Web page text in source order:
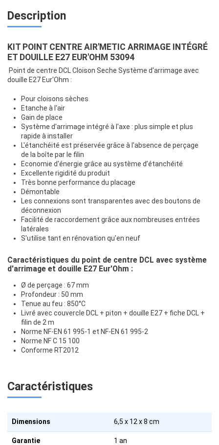
Description
KIT POINT CENTRE AIR'METIC ARRIMAGE INTÉGRÉ
ET DOUILLE E27 EUR'OHM 53094
Point de centre DCL Cloison Seche Système d'arrimage avec
douille E27 Eur'Ohm :
Pour cloisons sèches
Etanche à l'air
Gain de place
Système d'arrimage intégré à l'axe : plus simple et plus
rapide à installer
L'étanchéité est préservée grâce à l'absence de perçage
de la boîte par le filin
Economie d'énergie grâce au système d’étanchéité
Excellente rigidité du produit
Très bonne performance du placage
Démontable
Les connexions sont transparentes avec des boutons de
déconnexion
Facilité de raccordement grâce aux nombreuses entrées
latérales
S'utilise tant en rénovation qu'en neuf
Caractéristiques du point de centre DCL avec système
d'arrimage et douille E27 Eur'Ohm :
Ø de perçage : 67 mm
Profondeur : 50 mm
Tenue au feu : 850°C
Livré avec couvercle DCL + piton + douille E27 + fiche DCL +
filin de 2 m
Norme NF-EN 61 995-1 et NF-EN 61 995-2
Norme NF C 15 100
Conforme RT2012
Caractéristiques
Dimensions 6,5 x 12 x 8 cm
Garantie 1 an